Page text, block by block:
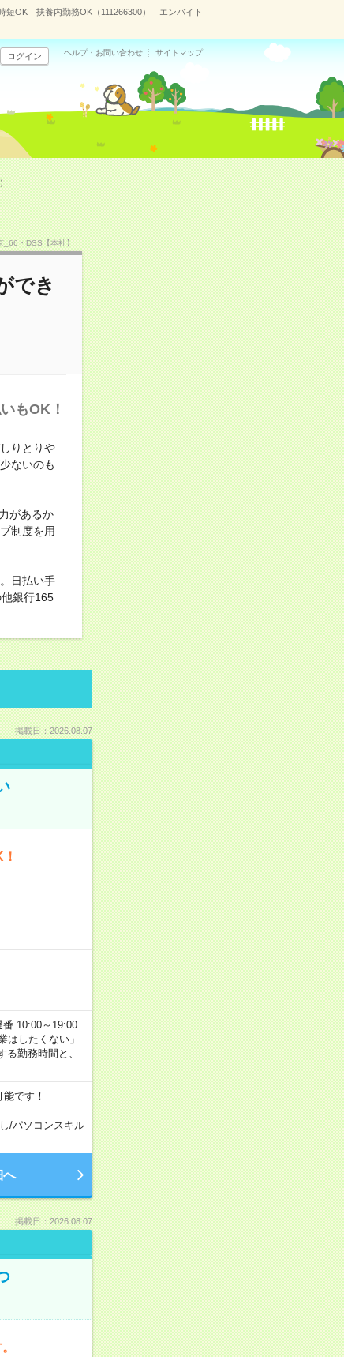
OK｜扶養内勤務OK（111266300）｜エンバイト
ログイン ヘルプ・お問い合わせ サイトマップ
_66・DSS【本社】
でき
もOK！
りとりや
ないのも
があるか
制度を用
日払い手
銀行165
掲載日：2026.08.07
10:00～19:00
はしたくない」
勤務時間と、
です！
/パソコンスキル
へ
掲載日：2026.08.07